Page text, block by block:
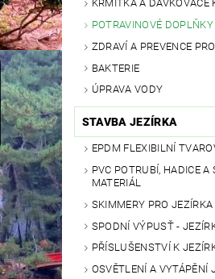
KRMÍTKA A DÁVKOVAČE
POTRAVINOVÉ
ZDRAVÍ A PREVENCE
BAKTERIE
ÚPRAVA VODY
STAVBA JEZÍRKA
EPDM FLEXIBILNÍ
PVC POTRUBÍ, HADICE A
MATERIÁL
SKIMMERY PRO JEZÍRKA
SPODNÍ VÝPUSŤ -
PŘÍSLUŠENSTVÍ K
OSVĚTLENÍ A VYTÁPĚNÍ